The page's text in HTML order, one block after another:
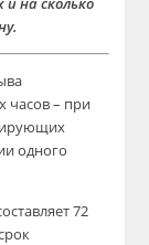
часов – при
одного
72